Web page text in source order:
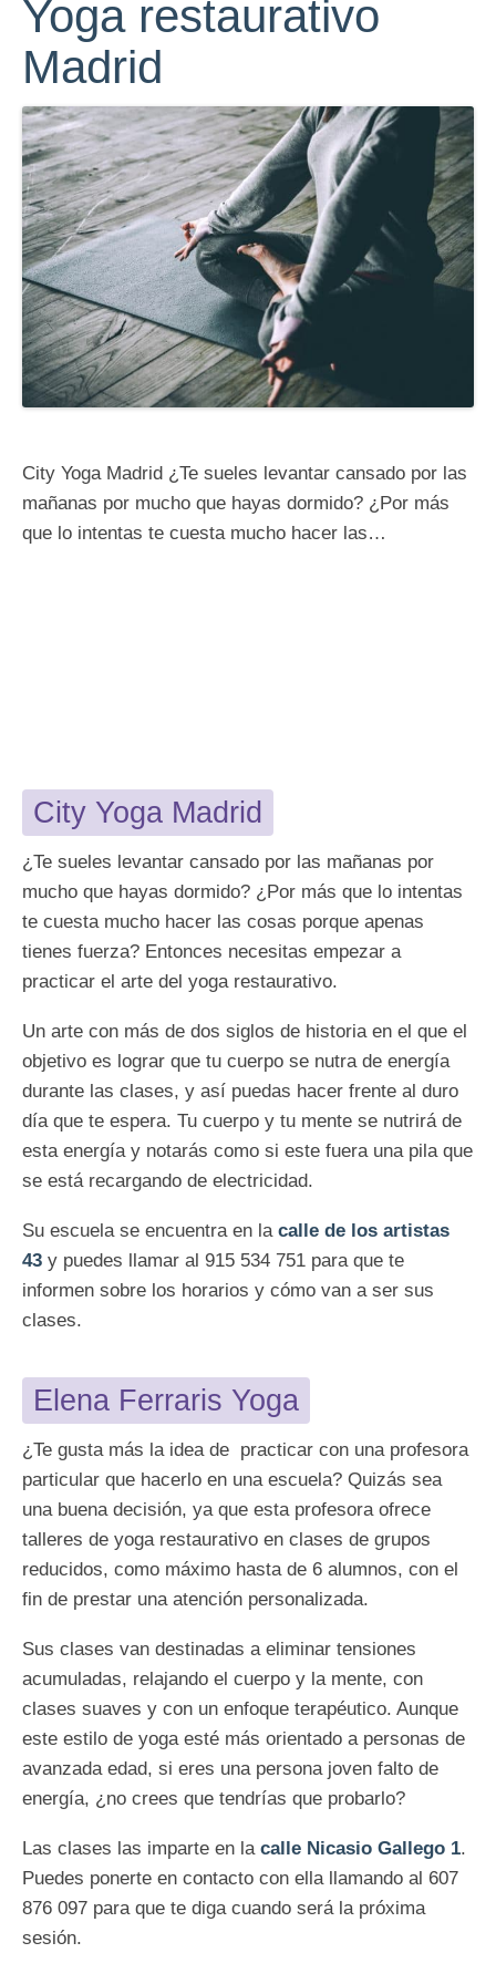
Yoga restaurativo
Madrid
City Yoga Madrid ¿Te sueles levantar cansado por las
mañanas por mucho que hayas dormido? ¿Por más
que lo intentas te cuesta mucho hacer las…
City Yoga Madrid
¿Te sueles levantar cansado por las mañanas por
mucho que hayas dormido? ¿Por más que lo intentas
te cuesta mucho hacer las cosas porque apenas
tienes fuerza? Entonces necesitas empezar a
practicar el arte del yoga restaurativo.
Un arte con más de dos siglos de historia en el que el
objetivo es lograr que tu cuerpo se nutra de energía
durante las clases, y así puedas hacer frente al duro
día que te espera. Tu cuerpo y tu mente se nutrirá de
esta energía y notarás como si este fuera una pila que
se está recargando de electricidad.
Su escuela se encuentra en la calle de los artistas
43 y puedes llamar al 915 534 751 para que te
informen sobre los horarios y cómo van a ser sus
clases.
Elena Ferraris Yoga
¿Te gusta más la idea de practicar con una profesora
particular que hacerlo en una escuela? Quizás sea
una buena decisión, ya que esta profesora ofrece
talleres de yoga restaurativo en clases de grupos
reducidos, como máximo hasta de 6 alumnos, con el
fin de prestar una atención personalizada.
Sus clases van destinadas a eliminar tensiones
acumuladas, relajando el cuerpo y la mente, con
clases suaves y con un enfoque terapéutico. Aunque
este estilo de yoga esté más orientado a personas de
avanzada edad, si eres una persona joven falto de
energía, ¿no crees que tendrías que probarlo?
Las clases las imparte en la calle Nicasio Gallego 1.
Puedes ponerte en contacto con ella llamando al 607
876 097 para que te diga cuando será la próxima
sesión.